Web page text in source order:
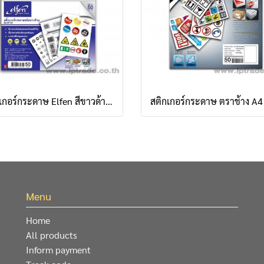
สติกเกอร์กระดาษ Elfen สีขาวด้าน (แพ็ค 50 แผ่น)
Menu
Home
All products
Inform payment